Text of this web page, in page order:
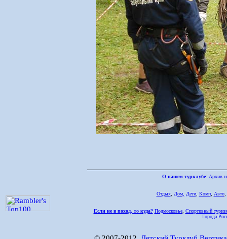
О нашем турклубе: Архив
Отдых, Дом, Дети, Комп, Авто,
Если не в поход, то куда? Подмосковье, Спортивный
Города